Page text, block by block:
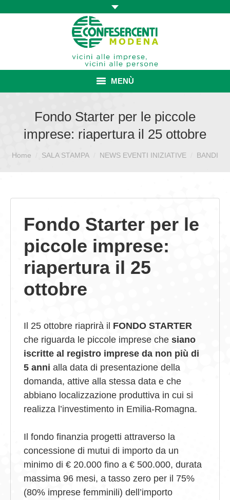
MENÙ
ASSOCIAZIONE
ISCRIZIONE E VANTAGGI
SERVIZI
GIOVEDÌ GASTRONOMICI
COMUNICATI E NEWS
CONTATTI
Fondo Starter per le piccole
imprese: riapertura il 25 ottobre
Sei qui:
Home SALA STAMPA NEWS EVENTI INIZIATIVE BANDI
Fondo Starter per le
piccole imprese:
riapertura il 25
ottobre
Il 25 ottobre riaprirà il FONDO STARTER
che riguarda le piccole imprese che siano
iscritte al registro imprese da non più di
5 anni alla data di presentazione della
domanda, attive alla stessa data e che
abbiano localizzazione produttiva in cui si
realizza l’investimento in Emilia-Romagna.
Il fondo finanzia progetti attraverso la
concessione di mutui di importo da un
minimo di € 20.000 fino a € 500.000, durata
massima 96 mesi, a tasso zero per il 75%
(80% imprese femminili) dell’importo